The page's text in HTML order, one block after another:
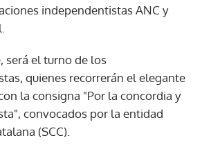
independentistas ANC y
será el turno de los
quienes recorrerán el elegante
la consigna "Por la concordia y
convocados por la entidad
(SCC).